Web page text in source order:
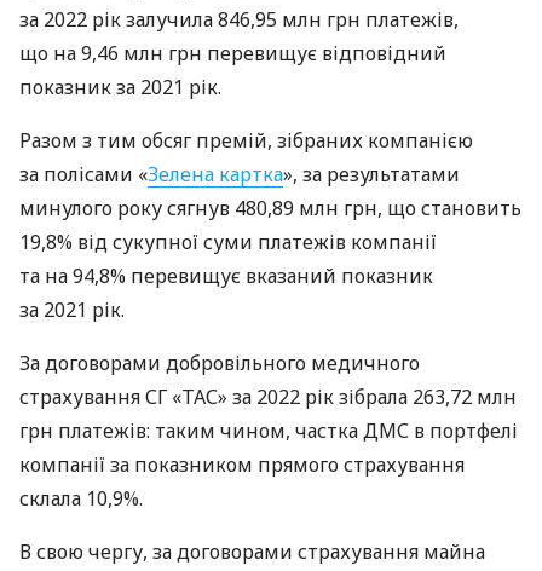
за 2022 рік залучила 846,95 млн грн платежів,
що на 9,46 млн грн перевищує відповідний
показник за 2021 рік.
Разом з тим обсяг премій, зібраних компанією
за полісами «Зелена картка», за результатами
минулого року сягнув 480,89 млн грн, що становить
19,8% від сукупної суми платежів компанії
та на 94,8% перевищує вказаний показник
за 2021 рік.
За договорами добровільного медичного
страхування СГ «ТАС» за 2022 рік зібрала 263,72 млн
грн платежів: таким чином, частка ДМС в портфелі
компанії за показником прямого страхування
склала 10,9%.
В свою чергу, за договорами страхування майна